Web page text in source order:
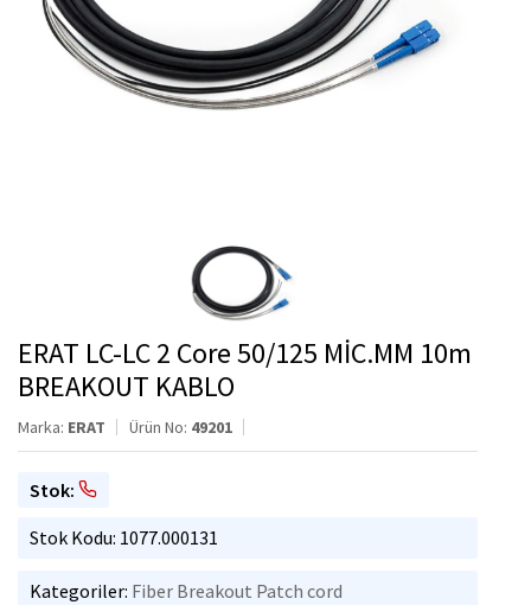
ERAT LC-LC 2 Core 50/125 MİC.MM 10m
BREAKOUT KABLO
Marka: ERAT Ürün No: 49201
Stok:
Stok Kodu: 1077.000131
Kategoriler: Fiber Breakout Patch cord